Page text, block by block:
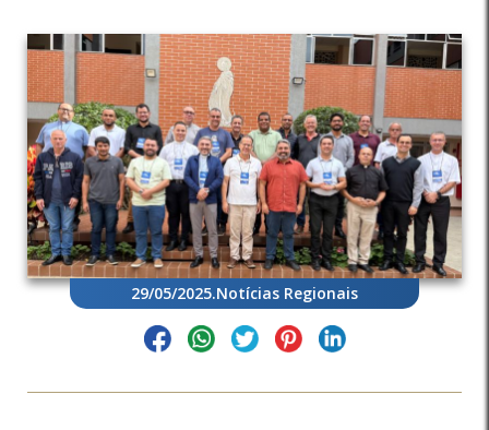
29/05/2025.Notícias Regionais